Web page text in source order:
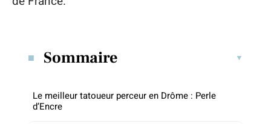
Sommaire
Le meilleur tatoueur perceur en Drôme : Perle
d’Encre